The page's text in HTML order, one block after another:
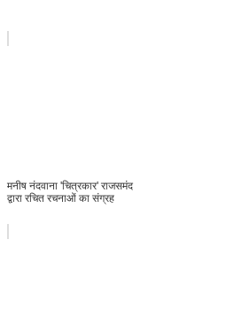
मनीष नंदवाना 'चित्रकार' राजसमंद
द्वारा रचित रचनाओं का संग्रह